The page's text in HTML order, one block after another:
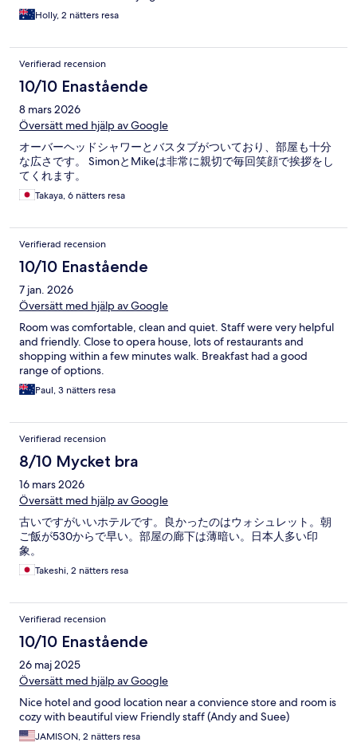
Holly, 2 nätters resa
Verifierad recension
10/10 Enastående
8 mars 2026
Översätt med hjälp av Google
オーバーヘッドシャワーとバスタブがついており、部屋も十分
な広さです。 SimonとMikeは非常に親切で毎回笑顔で挨拶をし
てくれます。
Takaya, 6 nätters resa
Verifierad recension
10/10 Enastående
7 jan. 2026
Översätt med hjälp av Google
Room was comfortable, clean and quiet. Staff were very helpful
and friendly. Close to opera house, lots of restaurants and
shopping within a few minutes walk. Breakfast had a good
range of options.
Paul, 3 nätters resa
Verifierad recension
8/10 Mycket bra
16 mars 2026
Översätt med hjälp av Google
古いですがいいホテルです。良かったのはウォシュレット。朝
ご飯が530からで早い。部屋の廊下は薄暗い。日本人多い印
象。
Takeshi, 2 nätters resa
Verifierad recension
10/10 Enastående
26 maj 2025
Översätt med hjälp av Google
Nice hotel and good location near a convience store and room is
cozy with beautiful view Friendly staff (Andy and Suee)
JAMISON, 2 nätters resa